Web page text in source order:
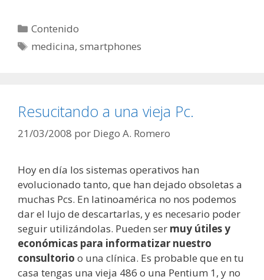
Categorías
Contenido
Etiquetas
medicina,smartphones
Resucitando a una vieja Pc.
21/03/2008 por Diego A. Romero
Hoy en día los sistemas operativos han
evolucionado tanto, que han dejado obsoletas a
muchas Pcs. En latinoamérica no nos podemos
dar el lujo de descartarlas, y es necesario poder
seguir utilizándolas. Pueden ser muy útiles y
económicas para informatizar nuestro
consultorio o una clínica. Es probable que en tu
casa tengas una vieja 486 o una Pentium 1, y no